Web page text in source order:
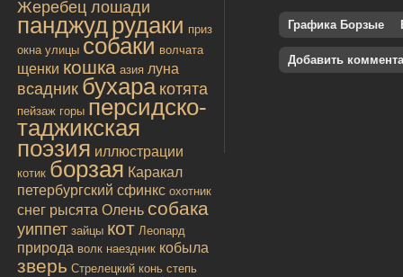
Жеребец лошади
панджудрудаки приз
окна улицы собаки волчата
щенки кошка азия луна
всадник бухара котята
пейзаж горы персидско-
таджикская
поэзия иллюстрации
котик борзая Каракал
петербургский сфинкс охотник
снег рысята Олень собака
уиппет зайцы кот Леопард
природа волк наездник кобыла
зверь Стрелецкий конь степь
Графика Борзые
Добавить